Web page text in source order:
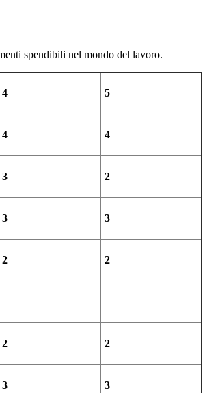
spendibili nel mondo del lavoro.
4 5
4 4
3 2
3 3
2 2
2 2
3 3